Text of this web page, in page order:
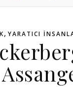
, YARATICI